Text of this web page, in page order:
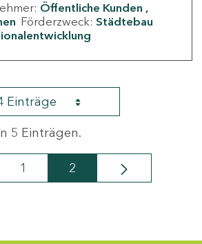
Öffentliche Kunden
Förderzweck: Städtebau
Einträge
5 Einträgen.
Seite
1 Seite
2